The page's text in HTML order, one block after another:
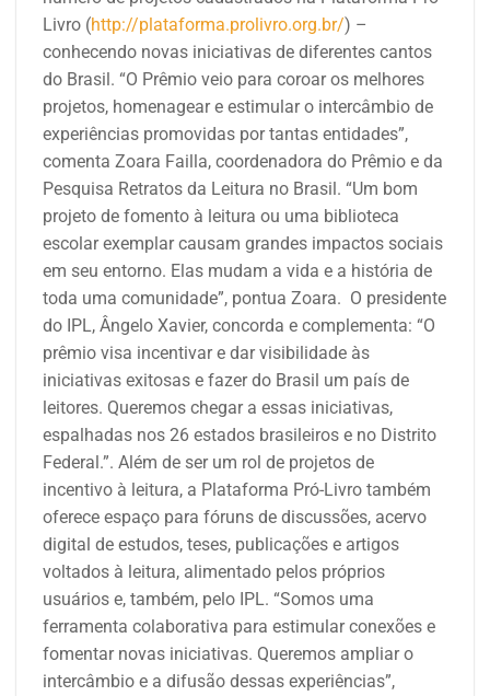
Livro (http://plataforma.prolivro.org.br/) –
conhecendo novas iniciativas de diferentes cantos
do Brasil. “O Prêmio veio para coroar os melhores
projetos, homenagear e estimular o intercâmbio de
experiências promovidas por tantas entidades”,
comenta Zoara Failla, coordenadora do Prêmio e da
Pesquisa Retratos da Leitura no Brasil. “Um bom
projeto de fomento à leitura ou uma biblioteca
escolar exemplar causam grandes impactos sociais
em seu entorno. Elas mudam a vida e a história de
toda uma comunidade”, pontua Zoara. O presidente
do IPL, Ângelo Xavier, concorda e complementa: “O
prêmio visa incentivar e dar visibilidade às
iniciativas exitosas e fazer do Brasil um país de
leitores. Queremos chegar a essas iniciativas,
espalhadas nos 26 estados brasileiros e no Distrito
Federal.”. Além de ser um rol de projetos de
incentivo à leitura, a Plataforma Pró-Livro também
oferece espaço para fóruns de discussões, acervo
digital de estudos, teses, publicações e artigos
voltados à leitura, alimentado pelos próprios
usuários e, também, pelo IPL. “Somos uma
ferramenta colaborativa para estimular conexões e
fomentar novas iniciativas. Queremos ampliar o
intercâmbio e a difusão dessas experiências”,